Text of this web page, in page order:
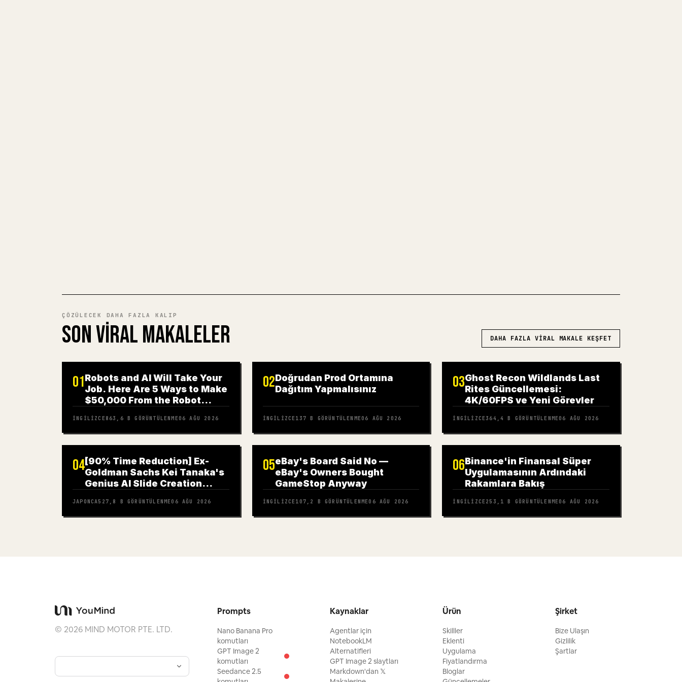
ÇÖZÜLECEK DAHA FAZLA KALIP
SON VIRAL MAKALELER DAHA FAZLA VIRAL MAKALE KEŞFET
01Robots and AI Will Take Your
Job. Here Are 5 Ways to Make
$50,000 From the Robot
İNGILIZCE 863,6 B GÖRÜNTÜLENME06 AĞU 2026
02Doğrudan Prod Ortamına
Dağıtım Yapmalısınız
İNGILIZCE 137 B GÖRÜNTÜLENME06 AĞU 2026
03Ghost Recon Wildlands Last
Rites Güncellemesi:
4K/60FPS ve Yeni Görevler
İNGILIZCE364,4 B GÖRÜNTÜLENME06 AĞU 2026
04[90% Time Reduction] Ex-
Goldman Sachs Kei Tanaka's
Genius AI Slide Creation
JAPONCA527,8 B GÖRÜNTÜLENME06 AĞU 2026
05eBay's Board Said No —
eBay's Owners Bought
GameStop Anyway
İNGILIZCE 107,2 B GÖRÜNTÜLENME06 AĞU 2026
06Binance'in Finansal Süper
Uygulamasının Ardındaki
Rakamlara Bakış
İNGILIZCE 253,1 B GÖRÜNTÜLENME06 AĞU 2026
© 2026MIND MOTOR PTE. LTD.
Prompts
Nano Banana Pro
komutları
GPT Image 2
komutları
Seedance 2.5
Kaynaklar
Agentlar için
NotebookLM
Alternatifleri
GPT Image 2 slaytları
Markdown'dan 𝕏
Ürün
Skilller
Eklenti
Uygulama
Fiyatlandırma
Bloglar
Şirket
Bize Ulaşın
Gizlilik
Şartlar